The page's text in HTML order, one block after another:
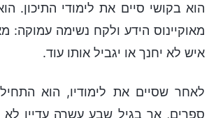
הוא בקושי סיים את לימודי התיכון.
מאוקיינוס הידע ולקח נשימה עמוקה:
איש לא יחנך או יגביל אותו עוד.
לאחר שסיים את לימודיו, הוא
ספרים, אך בגיל שבע עשרה עדיין לא